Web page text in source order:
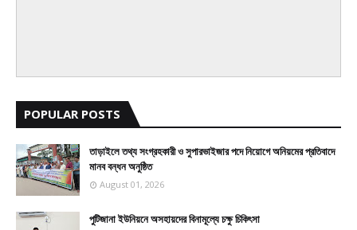
POPULAR POSTS
তাড়াইলে তথ্য সংগ্রহকারী ও সুপারভাইজার পদে নিয়োগে অনিয়মের প্রতিবাদে
মানব বন্ধন অনুষ্ঠিত
August 01, 2026
পুটিজানা ইউনিয়নে অসহায়দের বিনামূল্যে চক্ষু চিকিৎসা